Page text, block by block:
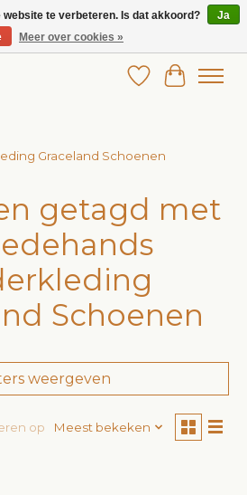
in betaalbare kinderkleding!
Verlanglijst
Graceland Schoenen
getagd met
Schoenen
weergeven
op Meest bekeken
te verbeteren. Is dat akkoord?
Ja
Meer over cookies »